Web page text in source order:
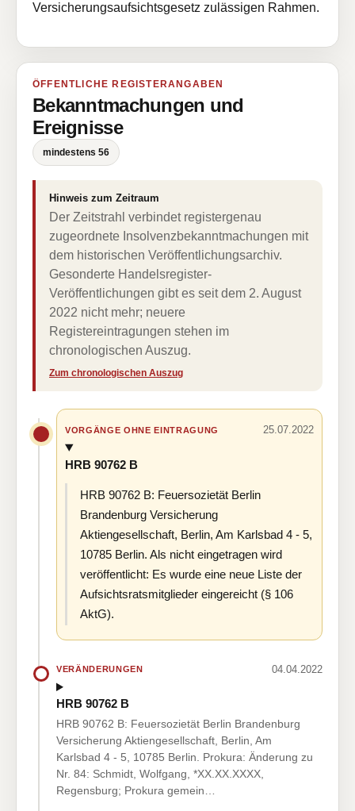
Versicherungsaufsichtsgesetz zulässigen Rahmen.
ÖFFENTLICHE REGISTERANGABEN
Bekanntmachungen und
Ereignisse
mindestens 56
Hinweis zum Zeitraum
Der Zeitstrahl verbindet registergenau
zugeordnete Insolvenzbekanntmachungen mit
dem historischen Veröffentlichungsarchiv.
Gesonderte Handelsregister-
Veröffentlichungen gibt es seit dem 2. August
2022 nicht mehr; neuere
Registereintragungen stehen im
chronologischen Auszug.
Zum chronologischen Auszug
VORGÄNGE OHNE EINTRAGUNG 25.07.2022
HRB 90762 B
HRB 90762 B: Feuersozietät Berlin
Brandenburg Versicherung
Aktiengesellschaft, Berlin, Am Karlsbad 4 - 5,
10785 Berlin. Als nicht eingetragen wird
veröffentlicht: Es wurde eine neue Liste der
Aufsichtsratsmitglieder eingereicht (§ 106
AktG).
VERÄNDERUNGEN 04.04.2022
HRB 90762 B
HRB 90762 B: Feuersozietät Berlin Brandenburg
Versicherung Aktiengesellschaft, Berlin, Am
Karlsbad 4 - 5, 10785 Berlin. Prokura: Änderung zu
Nr. 84: Schmidt, Wolfgang, *XX.XX.XXXX,
Regensburg; Prokura gemein…